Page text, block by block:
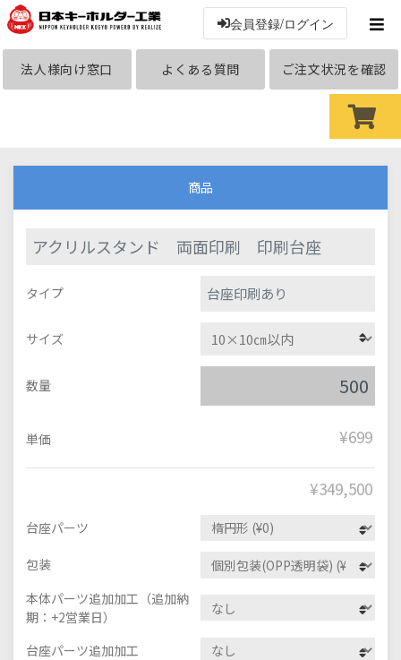
会員登録/ログイン
法人様向け窓口 よくある質問 ご注文状況を確認
商品
アクリルスタンド 両面印刷 印刷台座
タイプ 台座印刷あり
サイズ
数量
単価 ¥699
¥349,500
台座パーツ
包装
本体パーツ追加加工（追加納
期：+2営業日）
台座パーツ追加加工